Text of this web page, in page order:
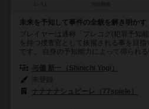
未来を予知して事件の全貌を解き明かす
プレイヤーは通称「プレコグ(犯罪予知
を持つ捜査官として抜擢される事を目
です。 自身の予知能力によって得られる
与儀 新一（Shinichi Yogi）
ナナナナシュピーレ（77spiele）